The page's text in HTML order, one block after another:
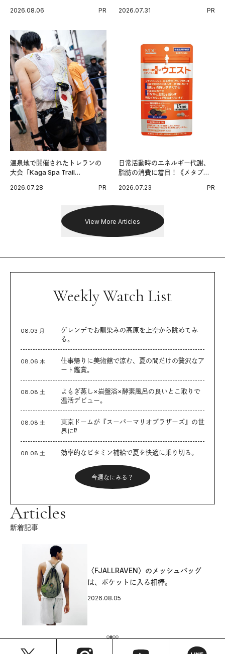
2026.08.06 PR
出した新機軸。
2026.07.31 PR
温泉地で開催されたトレランの
大会「Kaga Spa Trail
戦を夢見るランナーたちの奮闘
2026.07.28 PR
日常活動時のエネルギー代謝、
脂肪の消費に着目！《メタプラ
習慣。
2026.07.23 PR
View More Articles
Weekly Watch List
08.03 月
ゲレンデでお馴染みの高原を上空から眺めてみ
る。
08.06 木
仕事帰りに美術館で涼む、夏の間だけの贅沢なア
ート鑑賞。
08.08 土
よもぎ蒸し×岩盤浴×酵素風呂の良いとこ取りで
温活デビュー。
08.08 土
東京ドームが『スーパーマリオブラザーズ』の世
界に⁉︎
08.08 土 効率的なビタミン補給で夏を快適に乗り切る。
今週なにみる？
Articles
新着記事
〈FJALLRAVEN〉のメッシュバッグ
は、ポケットに入る相棒。
2026.08.05